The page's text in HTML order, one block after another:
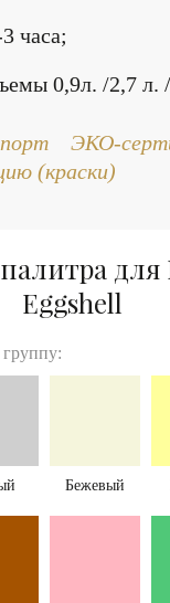
часа;
0,9л. /2,7 л.
ЭКО-
(краски)
для
Eggshell
Бежевый